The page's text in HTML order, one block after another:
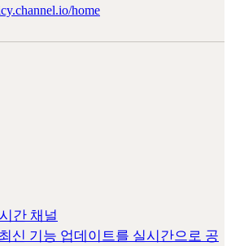
home
간 채널
신 기능 업데이트를 실시간으로 공